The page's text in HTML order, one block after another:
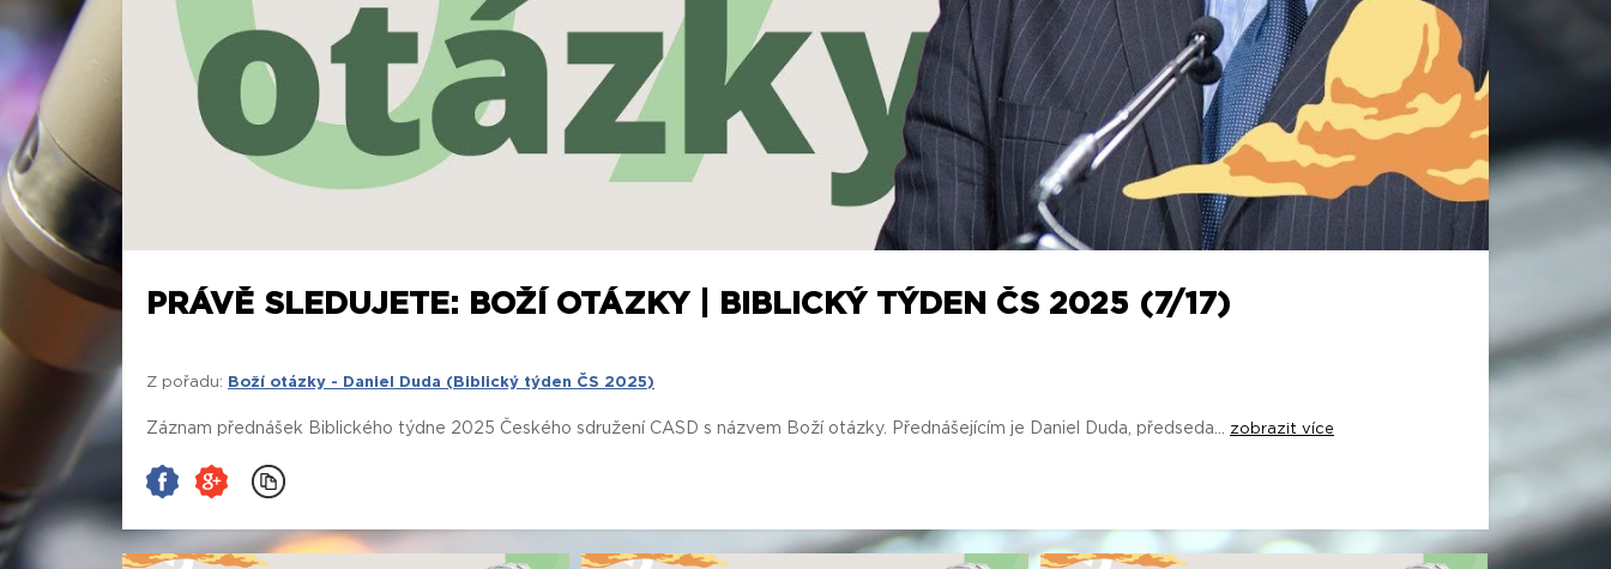
PRÁVĚ SLEDUJETE: BOŽÍ OTÁZKY | BIBLICKÝ TÝDEN ČS 2025 (7/17)
Z pořadu: Boží otázky - Daniel Duda (Biblický týden ČS 2025)
Záznam přednášek Biblického týdne 2025 Českého sdružení CASD s názvem Boží otázky. Přednášejícím je Daniel Duda, předseda... zobrazit více